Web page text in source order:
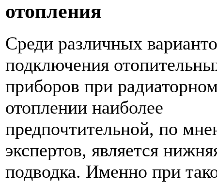
отопления
Среди различных
подключения
приборов при
отоплении наиболее
предпочтительной, по
экспертов, является
подводка. Именно при